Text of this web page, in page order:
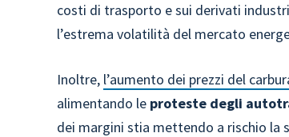
costi di trasporto e sui derivati
l’estrema volatilità del mercato
Inoltre, l’aumento dei prezzi del
alimentando le proteste degli
dei margini stia mettendo a rischio la